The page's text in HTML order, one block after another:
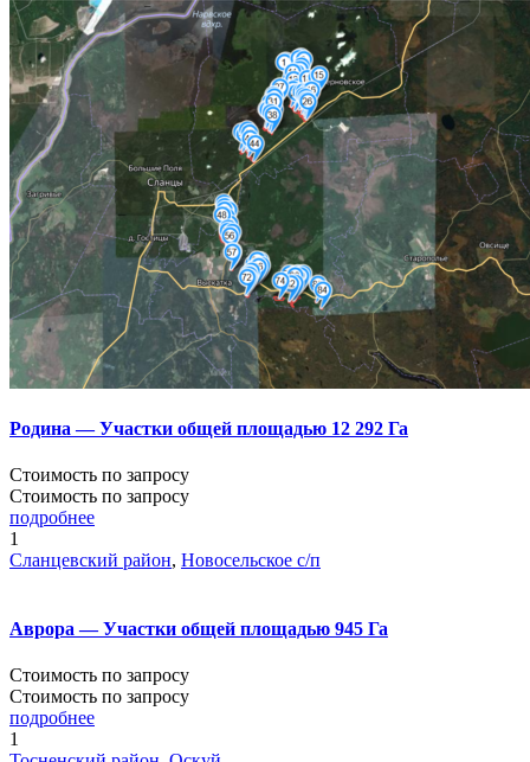
Родина — Участки общей площадью 12 292 Га
Стоимость по запросу
Стоимость по запросу
подробнее
1
Сланцевский район, Новосельское с/п
Аврора — Участки общей площадью 945 Га
Стоимость по запросу
Стоимость по запросу
подробнее
1